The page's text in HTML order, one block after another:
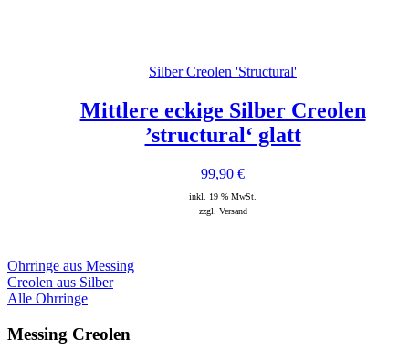
Silber Creolen 'Structural'
Mittlere eckige Silber Creolen
’structural‘ glatt
99,90 €
inkl. 19 % MwSt.
zzgl. Versand
Ohrringe aus Messing
Creolen aus Silber
Alle Ohrringe
Messing Creolen